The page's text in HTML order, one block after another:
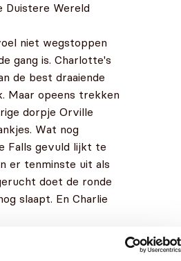
Duistere Wereld
niet wegstoppen
gang is. Charlotte's
de best draaiende
Maar opeens trekken
dorpje Orville
Wat nog
Falls gevuld lijkt te
er tenminste uit als
doet de ronde
slaapt. En Charlie